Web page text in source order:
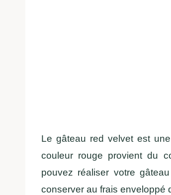
Le gâteau red velvet est
couleur rouge provient du
pouvez réaliser votre
conserver au frais enveloppé